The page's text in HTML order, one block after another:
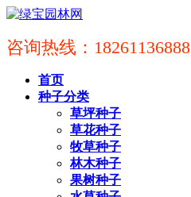
咨询热线：18261136888
首页
种子分类
草坪种子
草花种子
牧草种子
林木种子
果树种子